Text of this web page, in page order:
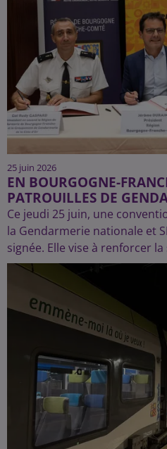
25 juin 2026
EN BOURGOGNE-
PATROUILLES DE
Ce jeudi 25 juin, une
la Gendarmerie nationale et
signée. Elle vise à renforcer